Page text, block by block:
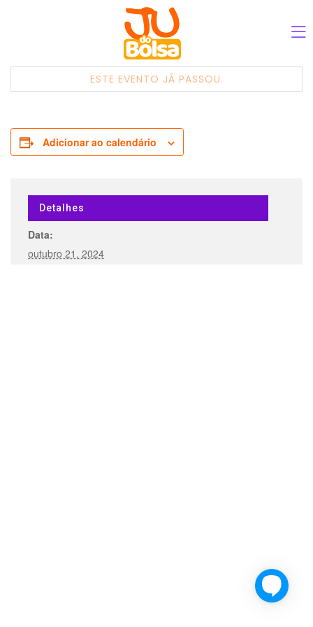
ESTE EVENTO JÁ PASSOU.
Adicionar ao calendário
Detalhes
Data:
outubro 21, 2024